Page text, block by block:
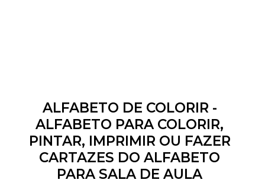
ALFABETO DE COLORIR -
ALFABETO PARA COLORIR,
PINTAR, IMPRIMIR OU FAZER
CARTAZES DO ALFABETO
PARA SALA DE AULA